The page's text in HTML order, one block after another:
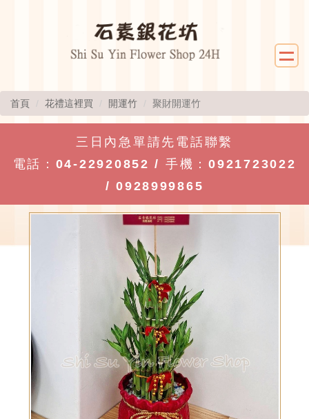
首頁 花禮這裡買 開運竹 聚財開運竹
三日內急單請先電話聯繫
電話： 04-22920852 / 手機：0921723022
/0928999865